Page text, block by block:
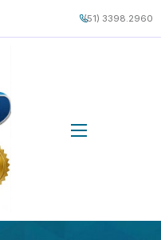
(51) 3398.2960